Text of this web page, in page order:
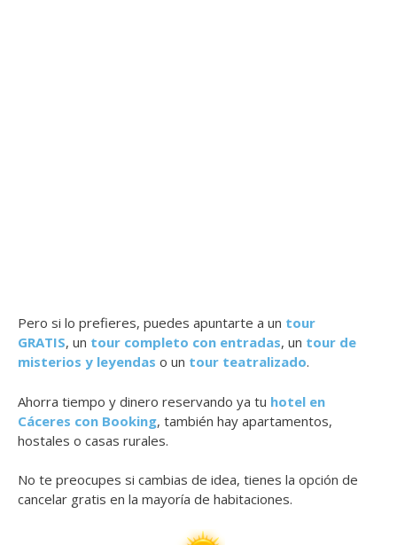
Pero si lo prefieres, puedes apuntarte a un tour
GRATIS, un tour completo con entradas, un tour de
misterios y leyendas o un tour teatralizado.
Ahorra tiempo y dinero reservando ya tu hotel en
Cáceres con Booking, también hay apartamentos,
hostales o casas rurales.
No te preocupes si cambias de idea, tienes la opción de
cancelar gratis en la mayoría de habitaciones.